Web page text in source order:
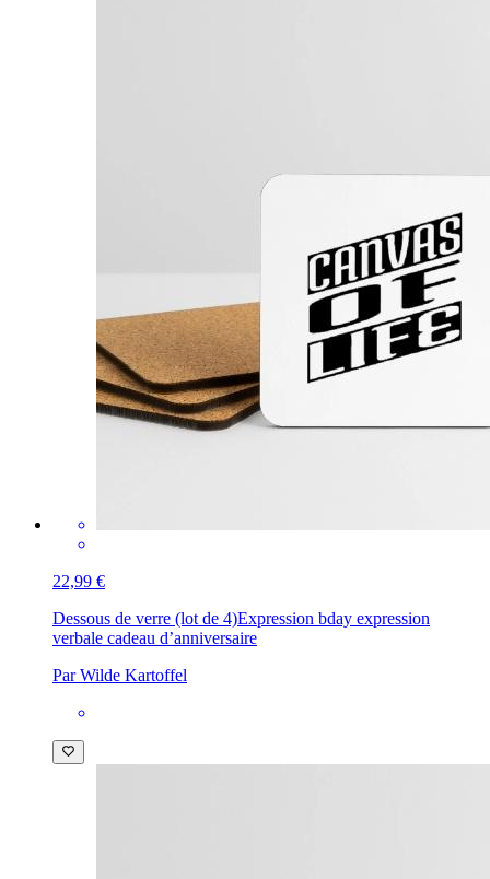
22,99 €
Dessous de verre (lot de 4)Expression bday expression
verbale cadeau d’anniversaire
Par Wilde Kartoffel